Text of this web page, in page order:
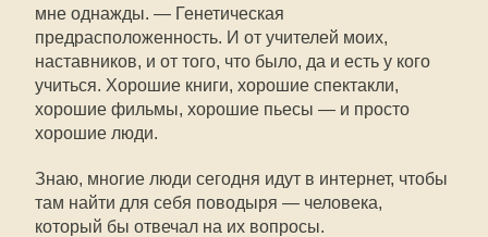
мне однажды. — Генетическая
предрасположенность. И от учителей моих,
наставников, и от того, что было, да и есть у кого
учиться. Хорошие книги, хорошие спектакли,
хорошие фильмы, хорошие пьесы — и просто
хорошие люди.
Знаю, многие люди сегодня идут в интернет, чтобы
там найти для себя поводыря — человека,
который бы отвечал на их вопросы.